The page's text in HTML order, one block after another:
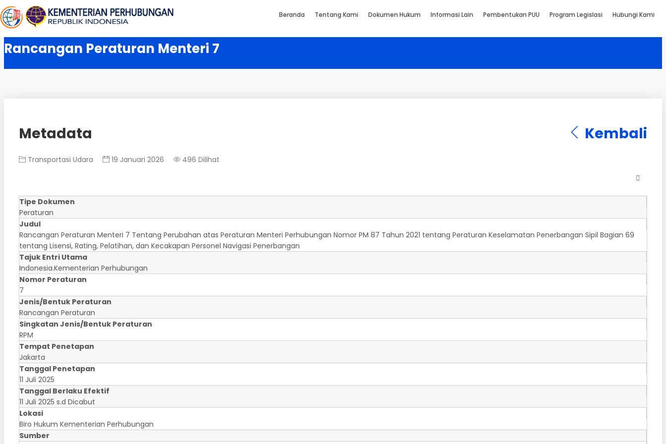
Beranda Tentang Kami Dokumen Hukum Informasi Lain Pembentukan PUU Program Legislasi Hubungi Kami
Rancangan Peraturan Menteri 7
Metadata Kembali
Transportasi Udara 19 Januari 2026 496 Dilihat
Tipe Dokumen
Peraturan
Judul
Rancangan Peraturan Menteri 7 Tentang Perubahan atas Peraturan Menteri Perhubungan Nomor PM 87 Tahun 2021 tentang Peraturan Keselamatan Penerbangan Sipil Bagian 69
tentang Lisensi, Rating, Pelatihan, dan Kecakapan Personel Navigasi Penerbangan
Tajuk Entri Utama
Indonesia.Kementerian Perhubungan
Nomor Peraturan
7
Jenis/Bentuk Peraturan
Rancangan Peraturan
Singkatan Jenis/Bentuk Peraturan
RPM
Tempat Penetapan
Jakarta
Tanggal Penetapan
11 Juli 2025
Tanggal Berlaku Efektif
11 Juli 2025 s.d Dicabut
Lokasi
Biro Hukum Kementerian Perhubungan
Sumber